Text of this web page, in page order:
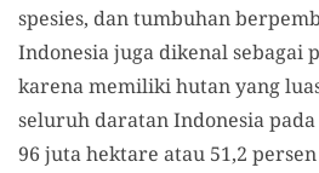
spesies, dan tumbuhan
Indonesia juga dikenal sebagai
karena memiliki hutan yang
seluruh daratan Indonesia
96 juta hektare atau 51,2